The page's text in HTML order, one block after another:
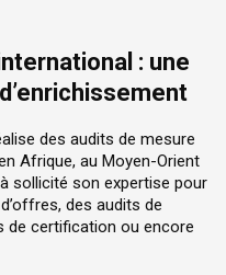
: une
des audits de mesure
Afrique, au Moyen-Orient
sollicité son expertise pour
des audits de
de certification ou encore